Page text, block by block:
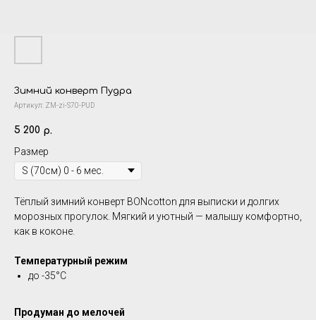
Зимний конверт Пудра
Артикул: ZM-zi-S70-PUD
5 200 р.
Размер
Тёплый зимний конверт BONcotton для выписки и долгих
морозных прогулок. Мягкий и уютный — малышу комфортно,
как в коконе.
Температурный режим
до -35°C
Продуман до мелочей